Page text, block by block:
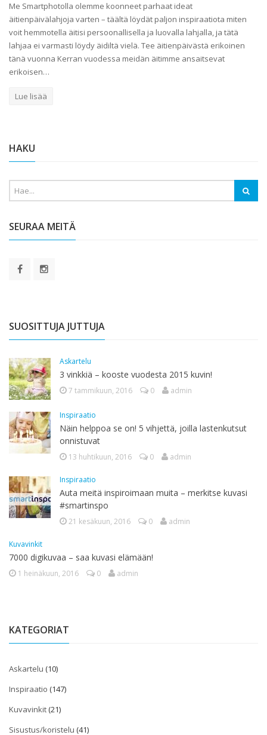
Me Smartphotolla olemme koonneet parhaat ideat
äitienpäivälahjoja varten – täältä löydät paljon inspiraatiota miten
voit hemmotella äitisi persoonallisella ja luovalla lahjalla, ja tätä
lahjaa ei varmasti löydy äidiltä vielä. Tee äitienpäivästä erikoinen
tänä vuonna Kerran vuodessa meidän äitimme ansaitsevat
erikoisen…
Lue lisää
HAKU
SEURAA MEITÄ
SUOSITTUJA JUTTUJA
Askartelu
3 vinkkiä – kooste vuodesta 2015 kuvin!
7 tammikuun, 2016 0 admin
Inspiraatio
Näin helppoa se on! 5 vihjettä, joilla lastenkutsut
onnistuvat
13 huhtikuun, 2016 0 admin
Inspiraatio
Auta meitä inspiroimaan muita – merkitse kuvasi
#smartinspo
21 kesäkuun, 2016 0 admin
Kuvavinkit
7000 digikuvaa – saa kuvasi elämään!
1 heinäkuun, 2016 0 admin
KATEGORIAT
Askartelu (10)
Inspiraatio (147)
Kuvavinkit(21)
Sisustus/koristelu (41)